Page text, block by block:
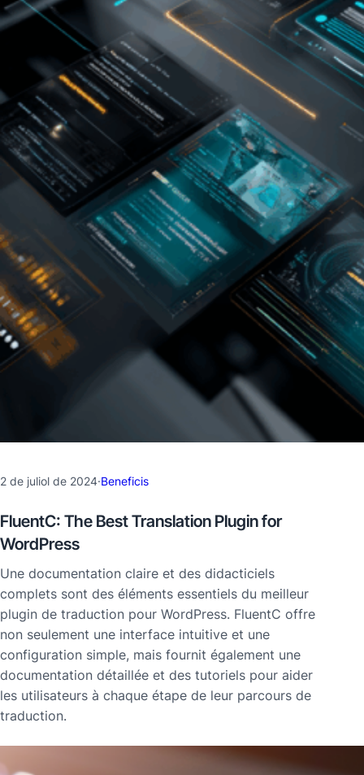
2 de juliol de 2024·Beneficis
FluentC: The Best Translation Plugin for
WordPress
Une documentation claire et des didacticiels
complets sont des éléments essentiels du meilleur
plugin de traduction pour WordPress. FluentC offre
non seulement une interface intuitive et une
configuration simple, mais fournit également une
documentation détaillée et des tutoriels pour aider
les utilisateurs à chaque étape de leur parcours de
traduction.